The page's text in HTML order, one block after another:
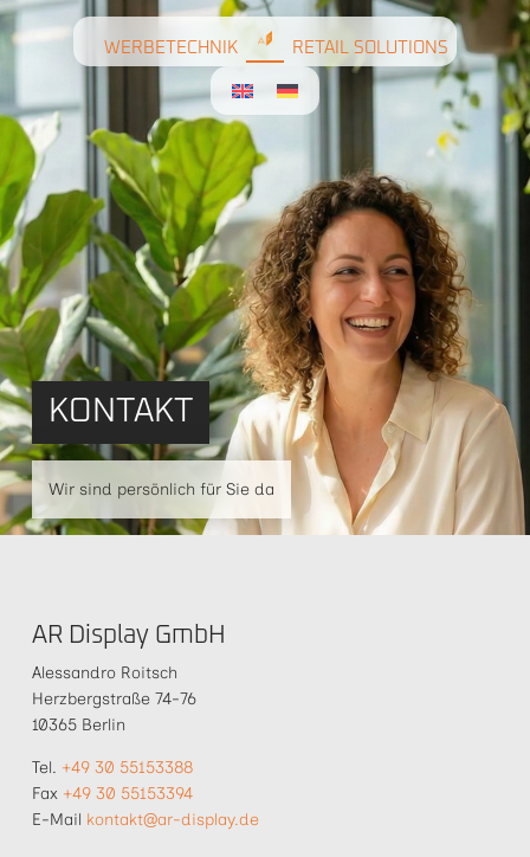
WERBETECHNIK RETAIL SOLUTIONS
KONTAKT
Wir sind persönlich für Sie da
AR Display GmbH
Alessandro Roitsch
Herzbergstraße 74-76
10365 Berlin
Tel. +49 30 55153388
Fax +49 30 55153394
E-Mail kontakt@ar-display.de